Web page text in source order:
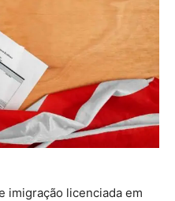
imigração licenciada em